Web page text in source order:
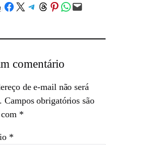
/Share on Facebook
Share on X Share on Telegram
Share on Threads
Share on Pinterest
Share on WhatsApp
Email this Page
comentário
de e-mail não será
Campos obrigatórios são
*
*